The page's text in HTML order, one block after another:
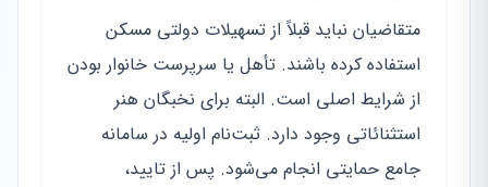
متقاضیان نباید قبلاً از تسهیلات دولتی مسکن
استفاده کرده باشند. تأهل یا سرپرست خانوار بودن
از شرایط اصلی است. البته برای نخبگان هنر
استثنائاتی وجود دارد. ثبت‌نام اولیه در سامانه
جامع حمایتی انجام می‌شود. پس از تایید،